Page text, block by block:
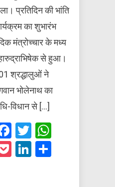
प्रतिदिन की भांति
का शुभारंभ
मंत्रोच्चार के मध्य
से हुआ।
श्रद्धालुओं ने
भोलेनाथ का
विधान से […]
Facebook
Twitter
PocketLinkedIn